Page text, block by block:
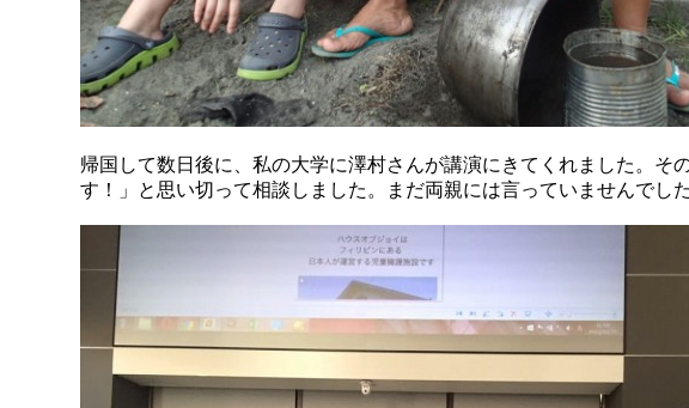
帰国して数日後に、私の大学に澤村さんが講演にきてくれました。そ
す！」と思い切って相談しました。まだ両親には言っていませんでした